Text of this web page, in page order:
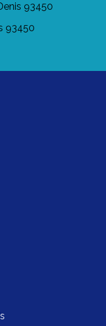
93450
93450